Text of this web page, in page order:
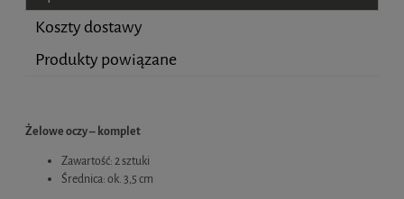
Koszty dostawy
Cena nie zawiera ewentualnych kosztów płatności
Produkty powiązane
Żelowe oczy – komplet
Zawartość: 2 sztuki
Średnica: ok. 3,5 cm